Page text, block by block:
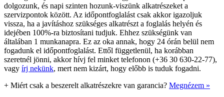
dolgozunk, és napi szinten hozunk-viszünk alkatrészeket a
szervizpontok között. Az időpontfoglalást csak akkor igazoljuk
vissza, ha a javításhoz szükséges alkatrészt a foglalás helyén és
idejében 100%-ra biztosítani tudjuk. Ehhez szükségünk van
általában 1 munkanapra. Ez az oka annak, hogy 24 órán belül nem
fogadunk el időpontfoglalást. Ettől függetlenül, ha korábban
szeretnél jönni, akkor hívj fel minket telefonon (+36 30 630-22-77),
vagy írj nekünk, mert nem kizárt, hogy előbb is tuduk fogadni.
+ Miért csak a beszerelt alkatrészekre van garancia? Megnézem »